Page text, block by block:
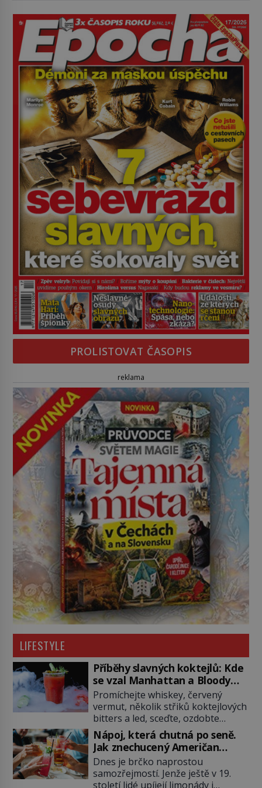
PROLISTOVAT ČASOPIS
reklama
LIFESTYLE
Příběhy slavných koktejlů: Kde
se vzal Manhattan a Bloody
Mary?
Promíchejte whiskey, červený
vermut, několik střiků koktejlových
bitters a led, sceďte, ozdobte
koktejlovou třešinkou a tadá…
Manhattan je tu! A pokud to má být
skutečně on, dejte si pozor, ať
místo klasické americké rye
whiskey či klidně bourbonu
Nápoj, která chutná po seně.
Jak znechucený Američan
vymyslel brčko
Dnes je brčko naprostou
samozřejmostí. Jenže ještě v 19.
století lidé upíjejí limonády i